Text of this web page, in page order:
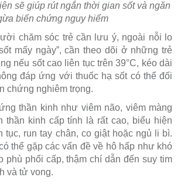
sẽ giúp rút ngắn thời gian sốt và ngăn
biến chứng nguy hiểm
chăm sóc trẻ cần lưu ý, ngoài nỗi lo
mấy ngày”, cần theo dõi ở những trẻ
nếu sốt cao liên tục trên 39°C, kéo dài
đáp ứng với thuốc hạ sốt có thể đối
chứng nghiêm trọng.
thần kinh như viêm não, viêm màng
thần kinh cấp tính là rất cao, biểu hiện
tục, run tay chân, co giật hoặc ngủ li bì.
thể gặp các vấn đề về hô hấp như khó
phù phổi cấp, thậm chí dẫn đến suy tim
và tử vong.